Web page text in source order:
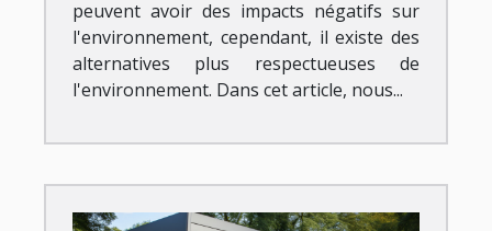
peuvent avoir des impacts négatifs sur
l'environnement, cependant, il existe des
alternatives plus respectueuses de
l'environnement. Dans cet article, nous...